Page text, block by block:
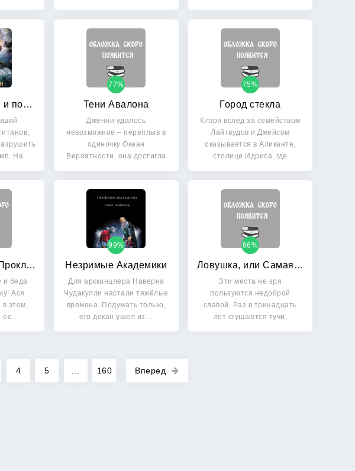
Перси Джексон и последнее пророчество
На
Тени Авалона
77%
Дженни удалось
невозможное – переплыв в
одиночку Океан
Вероятности, она достигла
Город стекла
75%
Клэри вслед за семейством
Лайтвудов и Джейсом
оказывается в Аликанте,
столице Идриса, где
Колдунья, или Проклятый дар
и беда
Ася
в этом,
ее…
Незримые Академики
99%
Для аркканцлера Наверна
Чудакулли настали тяжёлые
времена. Подумать только,
его декан ушел из…
Ловушка, или Самая темная ночь
66%
Эти места не зря
пользуются недоброй
славой. Раз в тринадцать
лет сгущаются тучи,
4 5 160 Вперед